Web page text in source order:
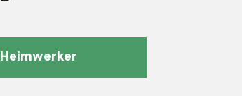
Heimwerker